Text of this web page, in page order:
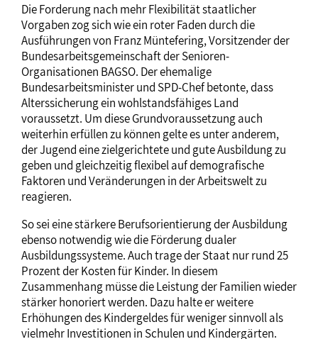
Die Forderung nach mehr Flexibilität staatlicher
Vorgaben zog sich wie ein roter Faden durch die
Ausführungen von Franz Müntefering, Vorsitzender der
Bundesarbeitsgemeinschaft der Senioren-
Organisationen BAGSO. Der ehemalige
Bundesarbeitsminister und SPD-Chef betonte, dass
Alterssicherung ein wohlstandsfähiges Land
voraussetzt. Um diese Grundvoraussetzung auch
weiterhin erfüllen zu können gelte es unter anderem,
der Jugend eine zielgerichtete und gute Ausbildung zu
geben und gleichzeitig flexibel auf demografische
Faktoren und Veränderungen in der Arbeitswelt zu
reagieren.
So sei eine stärkere Berufsorientierung der Ausbildung
ebenso notwendig wie die Förderung dualer
Ausbildungssysteme. Auch trage der Staat nur rund 25
Prozent der Kosten für Kinder. In diesem
Zusammenhang müsse die Leistung der Familien wieder
stärker honoriert werden. Dazu halte er weitere
Erhöhungen des Kindergeldes für weniger sinnvoll als
vielmehr Investitionen in Schulen und Kindergärten.